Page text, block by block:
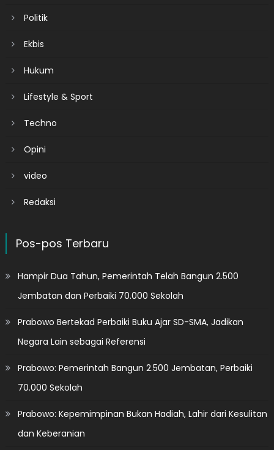
Politik
Ekbis
Hukum
Lifestyle & Sport
Techno
Opini
video
Redaksi
Pos-pos Terbaru
Hampir Dua Tahun, Pemerintah Telah Bangun 2.500
Jembatan dan Perbaiki 70.000 Sekolah
Prabowo Bertekad Perbaiki Buku Ajar SD-SMA, Jadikan
Negara Lain sebagai Referensi
Prabowo: Pemerintah Bangun 2.500 Jembatan, Perbaiki
70.000 Sekolah
Prabowo: Kepemimpinan Bukan Hadiah, Lahir dari Kesulitan
dan Keberanian